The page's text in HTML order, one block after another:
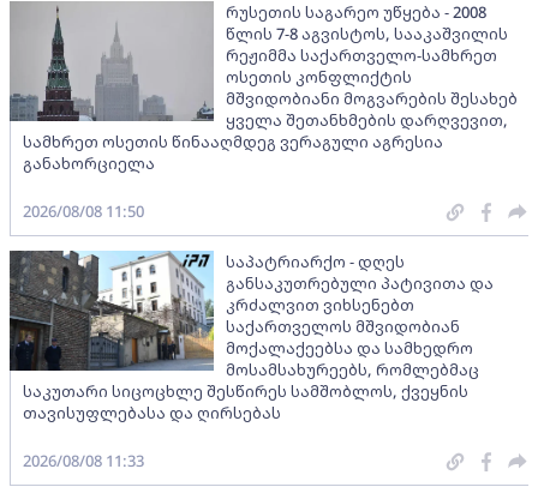
რუსეთის საგარეო უწყება - 2008
წლის 7-8 აგვისტოს, სააკაშვილის
რეჟიმმა საქართველო-სამხრეთ
ოსეთის კონფლიქტის
მშვიდობიანი მოგვარების შესახებ
ყველა შეთანხმების დარღვევით,
სამხრეთ ოსეთის წინააღმდეგ ვერაგული აგრესია
განახორციელა
2026/08/08 11:50
საპატრიარქო - დღეს
განსაკუთრებული პატივითა და
კრძალვით ვიხსენებთ
საქართველოს მშვიდობიან
მოქალაქეებსა და სამხედრო
მოსამსახურეებს, რომლებმაც
საკუთარი სიცოცხლე შესწირეს სამშობლოს, ქვეყნის
თავისუფლებასა და ღირსებას
2026/08/08 11:33